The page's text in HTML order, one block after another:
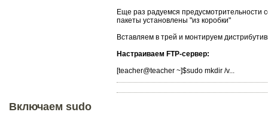
Еще раз радуемся предусмотрительности
пакеты установлены "из коробки"
Вставляем в трей и монтируем
Настраиваем FTP-сервер:
[teacher@teacher ~]$sudo mkdir /v...
Включаем sudo